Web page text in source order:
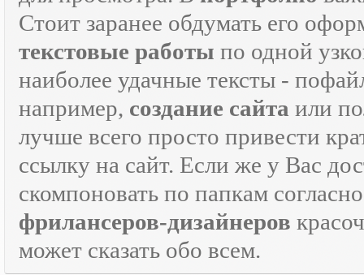
Стоит заранее обдумать его
текстовые работы по одной
наиболее удачные тексты -
например, создание сайта или
лучше всего просто привести
ссылку на сайт. Если же у Вас
скомпоновать по папкам
фрилансеров-дизайнеров
может сказать обо всем.